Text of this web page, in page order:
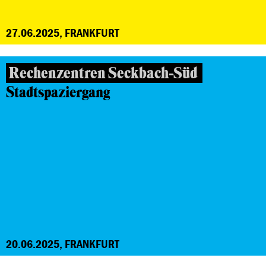
27.06.2025, FRANKFURT
Rechenzentren Seckbach-Süd
Stadtspaziergang
20.06.2025, FRANKFURT